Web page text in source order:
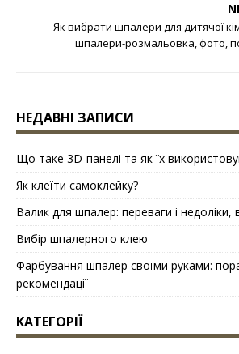
Як вибрати шпалери для дитячої
шпалери-розмальовка, фото,
НЕДАВНІ ЗАПИСИ
Що таке 3D-панелі та як їх
Як клеїти самоклейку?
Валик для шпалер: переваги і недоліки,
Вибір шпалерного клею
Фарбування шпалер своїми руками:
рекомендації
КАТЕГОРІЇ